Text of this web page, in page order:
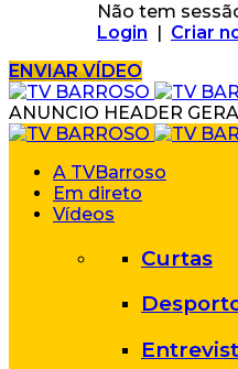
Não tem
Login | Criar
ENVIAR VÍDEO
ANUNCIO HEADER
A TVBarroso
Em direto
Vídeos
Curtas